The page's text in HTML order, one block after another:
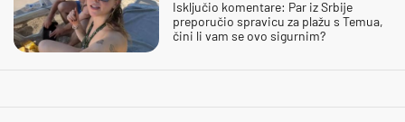
Isključio komentare: Par iz Srbije
preporučio spravicu za plažu s Temua,
čini li vam se ovo sigurnim?